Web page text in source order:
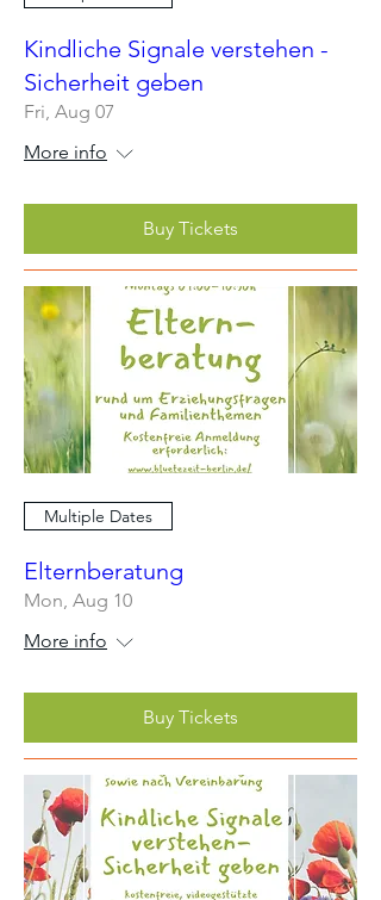
Kindliche Signale verstehen -
Sicherheit geben
Fri, Aug 07
More info
Buy Tickets
Multiple Dates
Elternberatung
Mon, Aug 10
More info
Buy Tickets